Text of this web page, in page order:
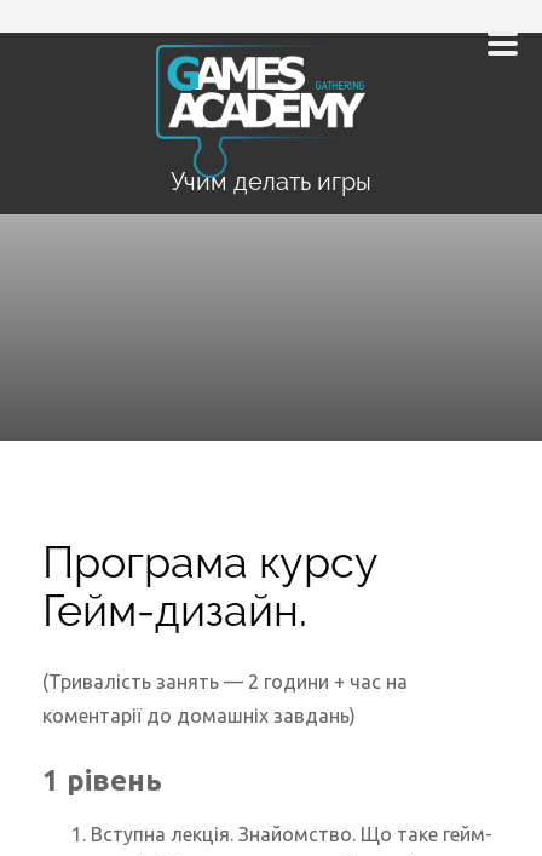
Учим делать игры
Програма курсу
Гейм-дизайн.
(Тривалість занять — 2 години + час на
коментарії до домашніх завдань)
1 рівень
Вступна лекція. Знайомство. Що таке гейм-